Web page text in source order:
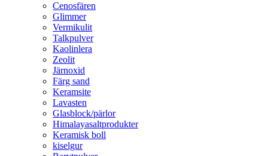
Cenosfären
Glimmer
Vermikulit
Talkpulver
Kaolinlera
Zeolit
Järnoxid
Färg sand
Keramsite
Lavasten
Glasblock/pärlor
Himalayasaltprodukter
Keramisk boll
kiselgur